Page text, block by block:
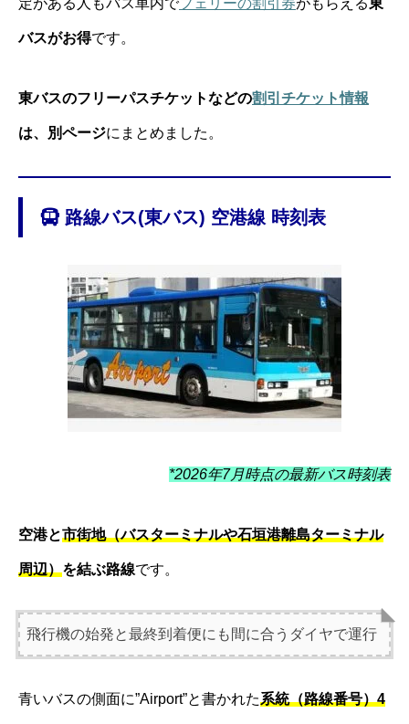
定がある人もバス車内でフェリーの割引券がもらえる東
バスがお得です。
東バスのフリーパスチケットなどの割引チケット情報
は、別ページにまとめました。
路線バス(東バス) 空港線 時刻表
*2026年7月時点の最新バス時刻表
空港と市街地（バスターミナルや石垣港離島ターミナル
周辺）を結ぶ路線です。
飛行機の始発と最終到着便にも間に合うダイヤで運行
青いバスの側面に”Airport”と書かれた系統（路線番号）4